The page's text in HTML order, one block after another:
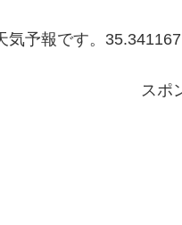
気予報です。35.341167
スポ